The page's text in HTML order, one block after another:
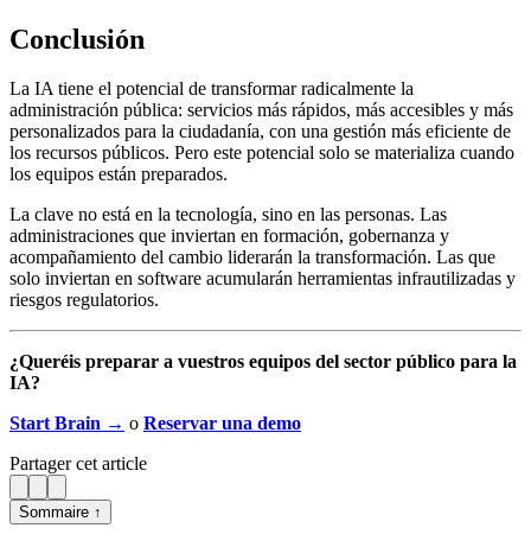
Conclusión
La IA tiene el potencial de transformar radicalmente la
administración pública: servicios más rápidos, más accesibles y más
personalizados para la ciudadanía, con una gestión más eficiente de
los recursos públicos. Pero este potencial solo se materializa cuando
los equipos están preparados.
La clave no está en la tecnología, sino en las personas. Las
administraciones que inviertan en formación, gobernanza y
acompañamiento del cambio liderarán la transformación. Las que
solo inviertan en software acumularán herramientas infrautilizadas y
riesgos regulatorios.
¿Queréis preparar a vuestros equipos del sector público para la
IA?
Start Brain → o Reservar una demo
Partager cet article
Sommaire ↑